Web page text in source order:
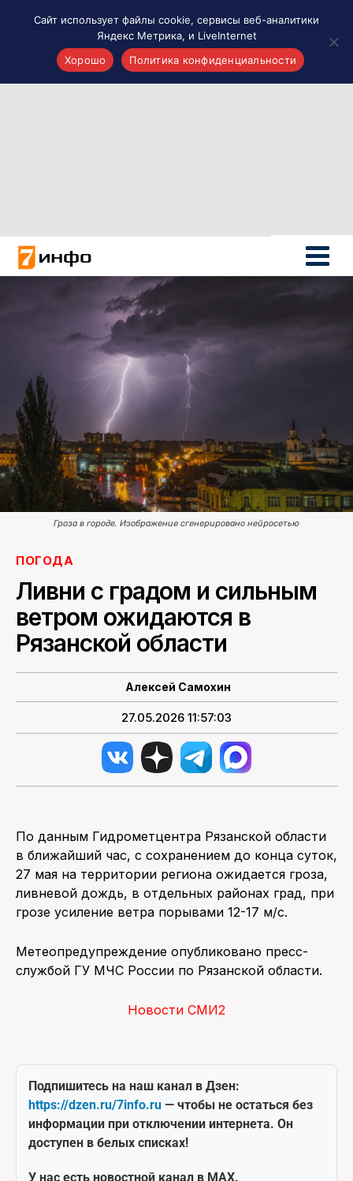
Новости России
Политика
Новости мира
Все материалы 7инфо
ПОИСК ПО САЙТУ
Гроза в городе. Изображение сгенерировано нейросетью
ПОГОДА
Ливни с градом и сильным
ветром ожидаются в
Рязанской области
Алексей Самохин
27.05.2026 11:57:03
По данным Гидрометцентра Рязанской области
в ближайший час, с сохранением до конца суток,
27 мая на территории региона ожидается гроза,
ливневой дождь, в отдельных районах град, при
грозе усиление ветра порывами 12-17 м/c.
Метеопредупреждение опубликовано пресс-
службой ГУ МЧС России по Рязанской области.
Новости СМИ2
Подпишитесь на наш канал в Дзен:
https://dzen.ru/7info.ru — чтобы не остаться без
информации при отключении интернета. Он
доступен в белых списках!
У нас есть новостной канал в MAX.
Сайт использует файлы cookie, сервисы веб-аналитики
Яндекс Метрика, и LiveInternet
Хорошо
Политика конфиденциальности